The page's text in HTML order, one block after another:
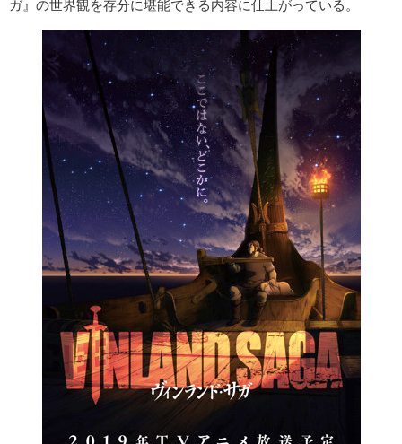
ガ』の世界観を存分に堪能できる内容に仕上がっている。